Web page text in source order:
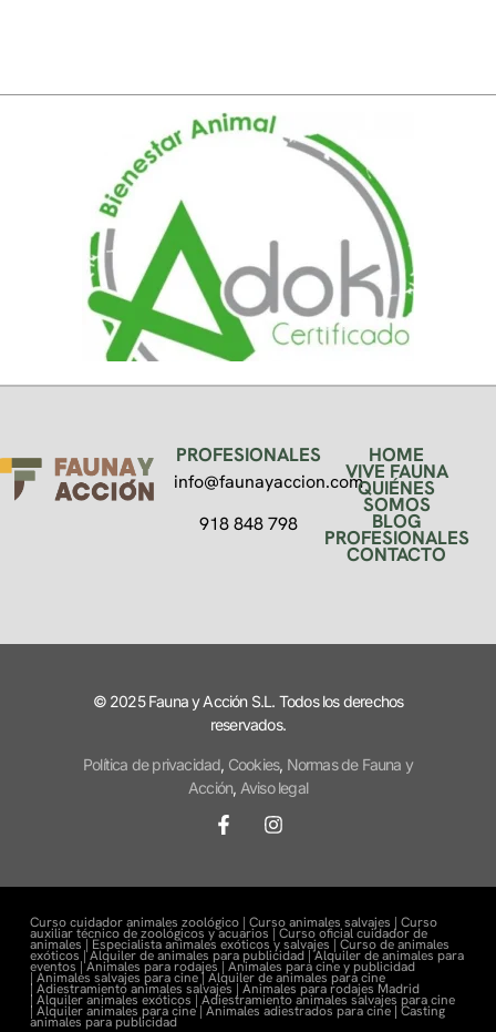
PROFESIONALES
info@faunayaccion.com
918 848 798
HOME
VIVE FAUNA
QUIÉNES
SOMOS
BLOG
PROFESIONALES
CONTACTO
© 2025 Fauna y Acción S.L. Todos los derechos
reservados.
Política de privacidad, Cookies, Normas de Fauna y
Acción, Aviso legal
Curso cuidador animales zoológico | Curso animales salvajes | Curso
auxiliar técnico de zoológicos y acuarios | Curso oficial cuidador de
animales | Especialista animales exóticos y salvajes | Curso de animales
exóticos |Alquiler de animales para publicidad |Alquiler de animales para
eventos |Animales para rodajes | Animales para cine y publicidad
| Animales salvajes para cine | Alquiler de animales para cine
| Adiestramiento animales salvajes | Animales para rodajes Madrid
| Alquiler animales exóticos | Adiestramiento animales salvajes para cine
| Alquiler animales para cine | Animales adiestrados para cine| Casting
animales para publicidad